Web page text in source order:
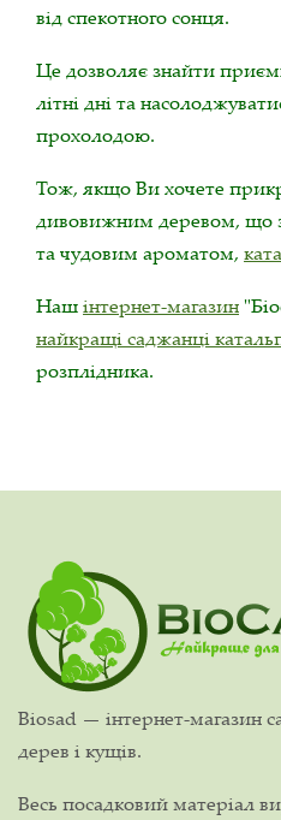
від спекотного сонця.
Це дозволяє знайти
літні дні та
прохолодою.
Тож, якщо Ви хочете
дивовижним деревом, що
та чудовим ароматом,
Нашінтернет-магазин
найкращі саджанці
розплідника.
Biosad — інтернет-магазин
дерев і кущів.
Весь посадковий матеріал